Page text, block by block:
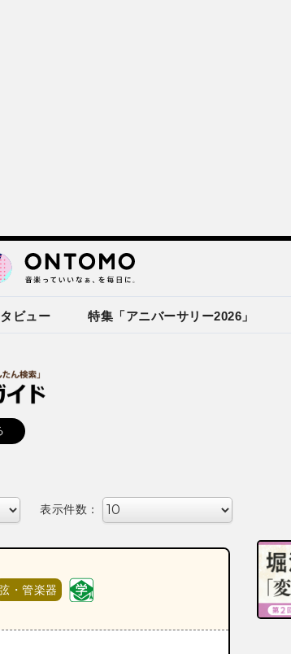
ビュー 特集「アニバーサリー2026」
表示件数：
・管楽器